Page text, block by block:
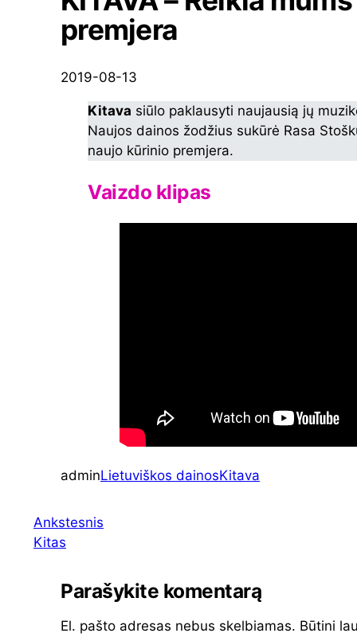
premjera
2019-08-13
Kitava siūlo paklausyti naujausią jų
Naujos dainos žodžius sukūrė Rasa
naujo kūrinio premjera.
Vaizdo klipas
adminLietuviškos dainosKitava
Ankstesnis
Kitas
Parašykite komentarą
El. pašto adresas nebus skelbiamas. Būtini